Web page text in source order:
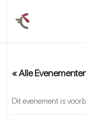
« Alle
Dit evenement is